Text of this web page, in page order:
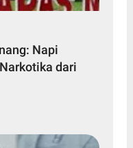
Napi
dari